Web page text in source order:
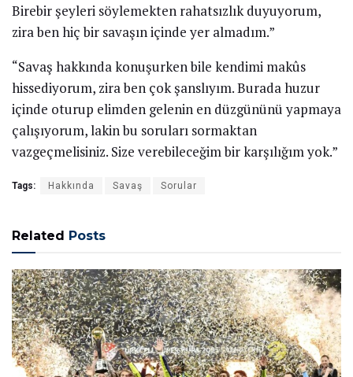
Birebir şeyleri söylemekten rahatsızlık duyuyorum,
zira ben hiç bir savaşın içinde yer almadım.”
“Savaş hakkında konuşurken bile kendimi makûs
hissediyorum, zira ben çok şanslıyım. Burada huzur
içinde oturup elimden gelenin en düzgününü yapmaya
çalışıyorum, lakin bu soruları sormaktan
vazgeçmelisiniz. Size verebileceğim bir karşılığım yok.”
Tags: Hakkında Savaş Sorular
Related Posts